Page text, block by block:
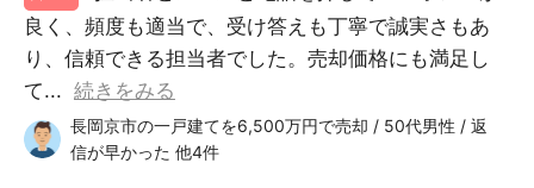
良く、頻度も適当で、受け答えも丁寧で誠実さもあ
り、信頼できる担当者でした。売却価格にも満足し
て... 続きをみる
長岡京市の一戸建てを6,500万円で売却 / 50代男性 / 返
信が早かった 他4件